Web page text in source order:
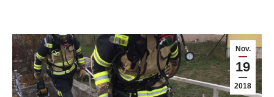
Nov.
19
2018